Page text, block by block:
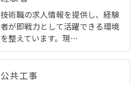
技術職の求人情報を提供し、経験
者が即戦力として活躍できる環境
を整えています。現…
公共工事